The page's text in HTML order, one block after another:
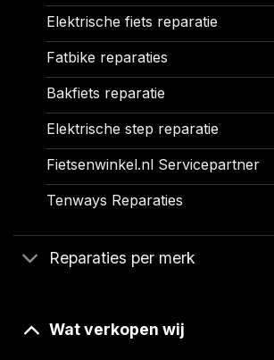
Elektrische fiets reparatie
Fatbike reparaties
Bakfiets reparatie
Elektrische step reparatie
Fietsenwinkel.nl Servicepartner
Tenways Reparaties
Reparaties per merk
Wat verkopen wij